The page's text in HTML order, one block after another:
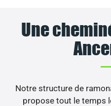
Une
Notre structure de
propose tout le temps